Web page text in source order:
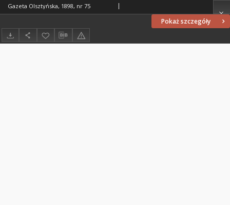
Pokaż szczegóły
Gazeta Olsztyńska, 1898, nr 75